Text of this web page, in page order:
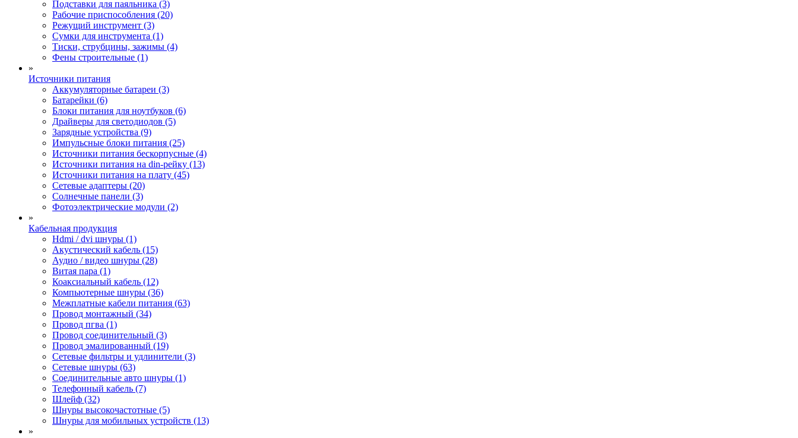
Подставки для паяльника (3)
Рабочие приспособления (20)
Режущий инструмент (3)
Сумки для инструмента (1)
Тиски, струбцины, зажимы (4)
Фены строительные (1)
»
Источники питания
Аккумуляторные батареи (3)
Батарейки (6)
Блоки питания для ноутбуков (6)
Драйверы для светодиодов (5)
Зарядные устройства (9)
Импульсные блоки питания (25)
Источники питания бескорпусные (4)
Источники питания на din-рейку (13)
Источники питания на плату (45)
Сетевые адаптеры (20)
Солнечные панели (3)
Фотоэлектрические модули (2)
»
Кабельная продукция
Hdmi / dvi шнуры (1)
Акустический кабель (15)
Аудио / видео шнуры (28)
Витая пара (1)
Коаксиальный кабель (12)
Компьютерные шнуры (36)
Межплатные кабели питания (63)
Провод монтажный (34)
Провод пгва (1)
Провод соединительный (3)
Провод эмалированный (19)
Сетевые фильтры и удлинители (3)
Сетевые шнуры (63)
Соединительные авто шнуры (1)
Телефонный кабель (7)
Шлейф (32)
Шнуры высокочастотные (5)
Шнуры для мобильных устройств (13)
»